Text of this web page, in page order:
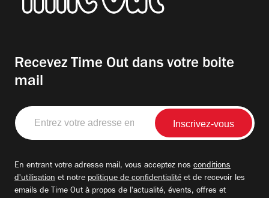
Recevez Time Out dans votre boite
mail
Entrez
votre
adresse
En entrant votre adresse mail, vous acceptez nos conditions
d'utilisation et notre politique de confidentialité et de recevoir les
emails de Time Out à propos de l'actualité, évents, offres et